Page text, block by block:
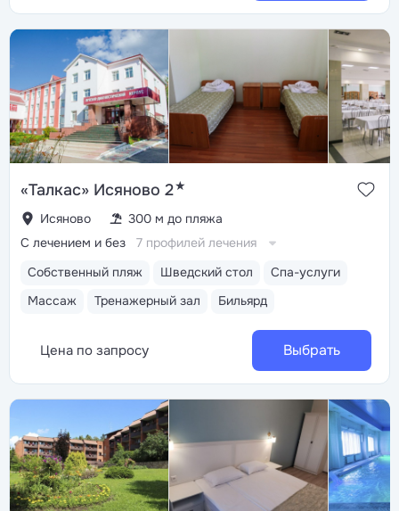
«Талкас» Исяново 2★
Исяново 300 м до пляжа
Собственный пляж Шведский стол
Спа-услуги
Массаж
Тренажерный зал Бильярд
С лечением и без 7 профилей лечения
Цена по запросу Выбрать